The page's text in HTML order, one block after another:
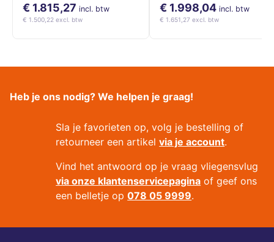
€ 1.815,27 incl. btw
€ 1.500,22 excl. btw
€ 1.998,04 incl. btw
€ 1.651,27 excl. btw
Heb je ons nodig? We helpen je graag!
Sla je favorieten op, volg je bestelling of
retourneer een artikelvia je account.
Vind het antwoord op je vraag vliegensvlug
via onze klantenservicepagina of geef ons
een belletje op078 05 9999.